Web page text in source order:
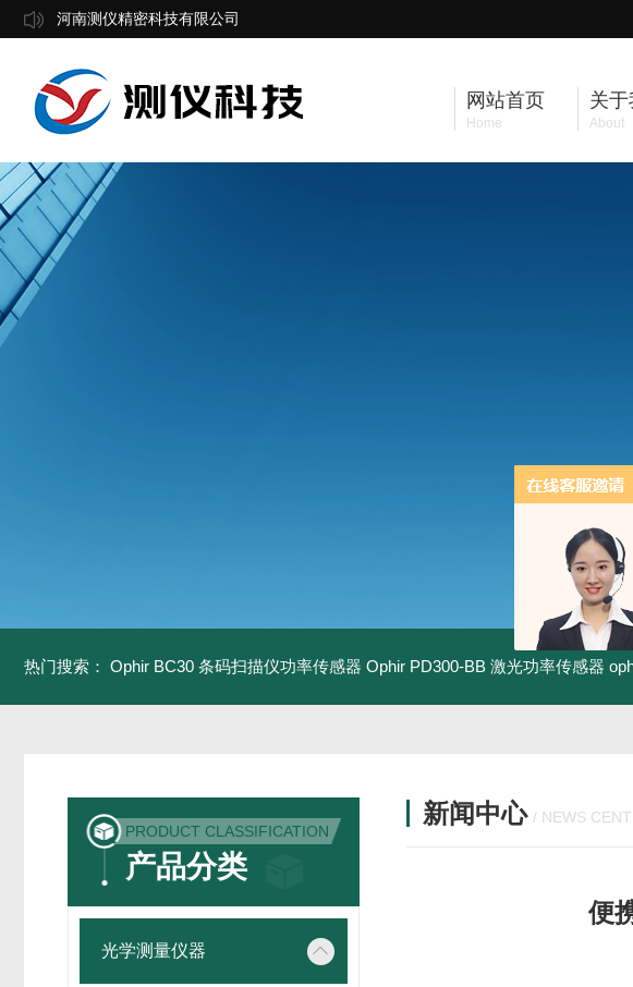
河南测仪精密科技有限公司
网站首页
Home
关于
About
热门搜索： Ophir BC30 条码扫描仪功率传感器 Ophir PD300-BB 激光功率传感器
PRODUCT CLASSIFICATION
产品分类
光学测量仪器
新闻中心 / NEWS
便